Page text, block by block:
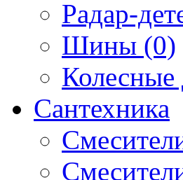
Радар-
Шины (0)
Колесные
Сантехника